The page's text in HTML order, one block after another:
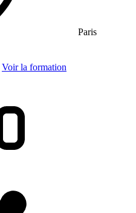
Paris
Voir la formation